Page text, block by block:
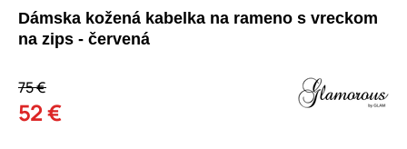
Dámska kožená kabelka na rameno s vreckom
na zips - červená
75 €
52 €